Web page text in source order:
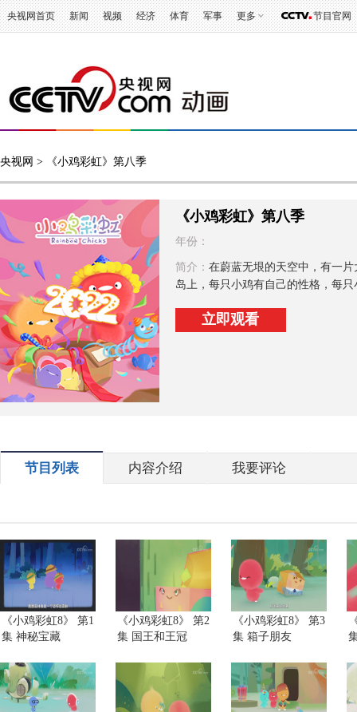
央视网首页 新闻 视频 经济 体育 军事 更多 节目官网
央视网 > 《小鸡彩虹》第八季
《小鸡彩虹》第八季
年份：
简介： 在蔚蓝无垠的天空中，有一
岛上，每只小鸡有自己的性格，每
立即观看
节目列表 内容介绍 我要评论
《小鸡彩虹8》 第1
集 神秘宝藏
《小鸡彩虹8》 第2
集 国王和王冠
《小鸡彩虹8》 第3
集 箱子朋友